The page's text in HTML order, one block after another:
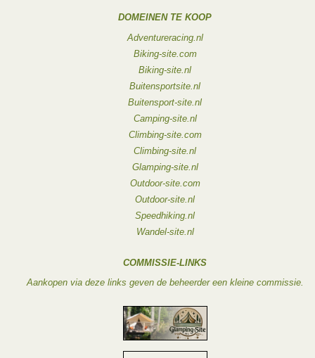
DOMEINEN TE KOOP
Adventureracing.nl
Biking-site.com
Biking-site.nl
Buitensportsite.nl
Buitensport-site.nl
Camping-site.nl
Climbing-site.com
Climbing-site.nl
Glamping-site.nl
Outdoor-site.com
Outdoor-site.nl
Speedhiking.nl
Wandel-site.nl
COMMISSIE-LINKS
Aankopen via deze links geven de beheerder een kleine commissie.